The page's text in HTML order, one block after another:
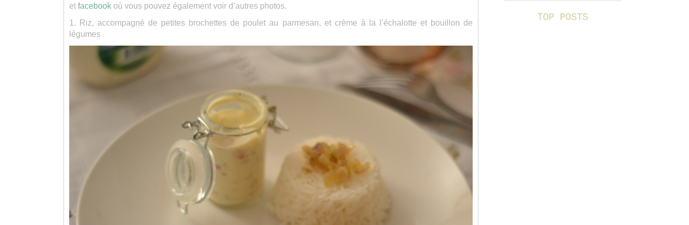
et facebook où vous pouvez également voir d’autres photos.
1. Riz, accompagné de petites brochettes de poulet au parmesan, et crème à la l’échalotte et bouillon de
légumes
TOP POSTS